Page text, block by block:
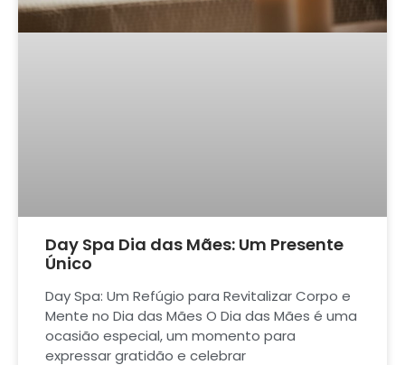
Day Spa Dia das Mães: Um Presente
Único
Day Spa: Um Refúgio para Revitalizar Corpo e
Mente no Dia das Mães O Dia das Mães é uma
ocasião especial, um momento para
expressar gratidão e celebrar